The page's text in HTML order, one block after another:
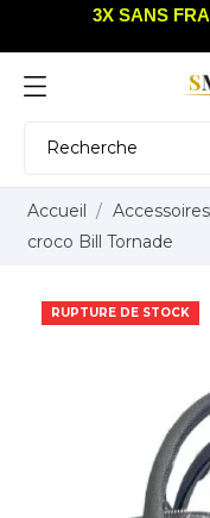
3X SANS
Accueil Accessoires
croco Bill Tornade
RUPTURE DE STOCK